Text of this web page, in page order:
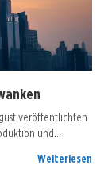
veröffentlichten
und…
Weiterlesen